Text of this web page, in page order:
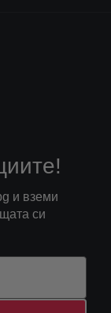
и вземи
си